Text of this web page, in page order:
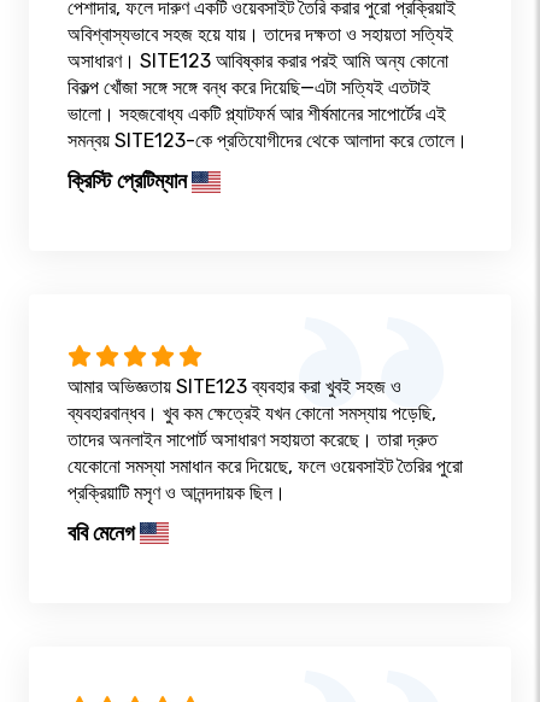
পেশাদার, ফলে দারুণ একটি ওয়েবসাইট তৈরি করার পুরো প্রক্রিয়াই
অবিশ্বাস্যভাবে সহজ হয়ে যায়। তাদের দক্ষতা ও সহায়তা সত্যিই
অসাধারণ। SITE123 আবিষ্কার করার পরই আমি অন্য কোনো
বিকল্প খোঁজা সঙ্গে সঙ্গে বন্ধ করে দিয়েছি—এটা সত্যিই এতটাই
ভালো। সহজবোধ্য একটি প্ল্যাটফর্ম আর শীর্ষমানের সাপোর্টের এই
সমন্বয় SITE123-কে প্রতিযোগীদের থেকে আলাদা করে তোলে।
ক্রিস্টি প্রেটিম্যান
আমার অভিজ্ঞতায় SITE123 ব্যবহার করা খুবই সহজ ও
ব্যবহারবান্ধব। খুব কম ক্ষেত্রেই যখন কোনো সমস্যায় পড়েছি,
তাদের অনলাইন সাপোর্ট অসাধারণ সহায়তা করেছে। তারা দ্রুত
যেকোনো সমস্যা সমাধান করে দিয়েছে, ফলে ওয়েবসাইট তৈরির পুরো
প্রক্রিয়াটি মসৃণ ও আনন্দদায়ক ছিল।
ববি মেনেগ